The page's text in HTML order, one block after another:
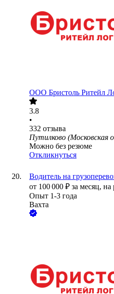
ООО Бристоль Ритейл
3.8
•
332 отзыва
Путилково (Московская
Можно без резюме
Откликнуться
Водитель на
от 100 000 ₽ за месяц, на
Опыт 1-3 года
Вахта